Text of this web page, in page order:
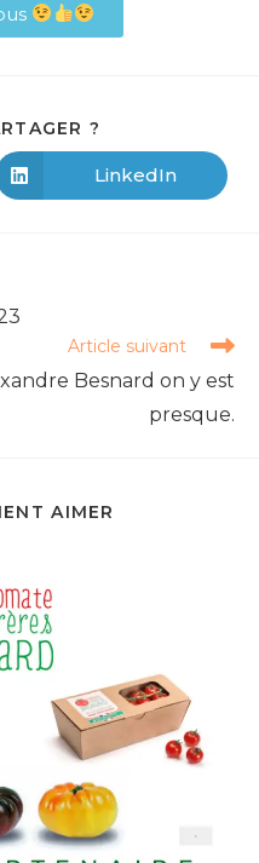
?
LinkedIn
Article suivant
Besnard on y est
presque.
AIMER